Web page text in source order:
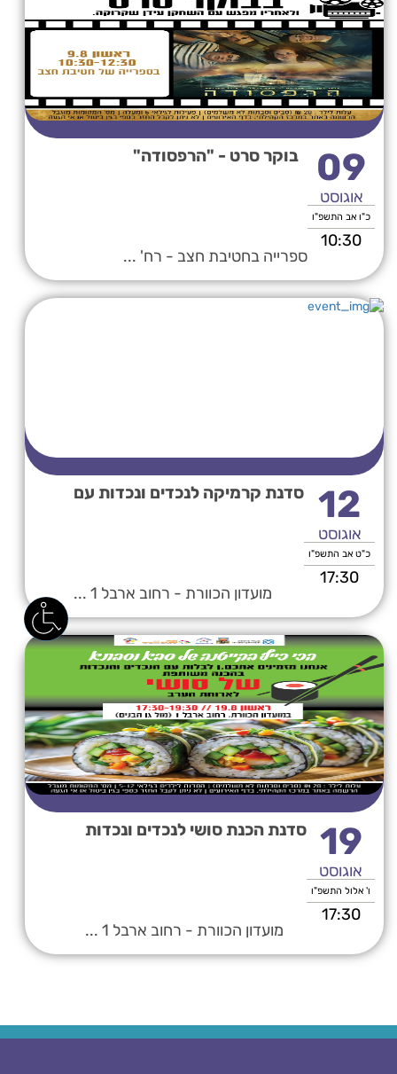
09
אוגוסט
כ"ו אב התשפ"ו
10:30
בוקר סרט - "הרפסודה"
ספרייה בחטיבת חצב - רח' ...
12
אוגוסט
כ"ט אב התשפ"ו
17:30
סדנת קרמיקה לנכדים ונכדות עם
מועדון הכוורת - רחוב ארבל 1 ...
19
אוגוסט
ו' אלול התשפ"ו
17:30
סדנת הכנת סושי לנכדים ונכדות
מועדון הכוורת - רחוב ארבל 1 ...